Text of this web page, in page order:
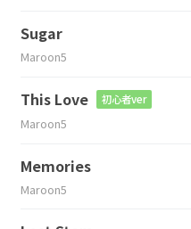
Sugar
Maroon5
This Love 初心者ver
Maroon5
Memories
Maroon5